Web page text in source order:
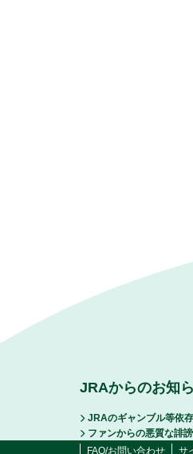
JRAからのお知
JRAのギャンブル等依
ファンからの悪質な誹
FAQ/お問い合わせ
サ